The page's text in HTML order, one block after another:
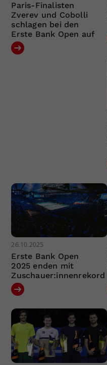
Paris-Finalisten
Zverev und Cobolli
schlagen bei den
Erste Bank Open auf
26.10.2025
Erste Bank Open
2025 enden mit
Zuschauer:innenrekord